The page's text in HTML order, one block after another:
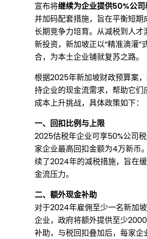
2
5
年
延
续
公
司
宣布将继续为企业提供50%公司
并加码配套措施，旨在平衡短期
长期竞争力培育。从减税到人才
新投资，新加坡正以“精准滴灌”
合，为本土企业铺就复苏之路。
根据2025年新加坡财政预算案
持企业的现金流需求，帮助它们
成本上升挑战，具体政策如下：
一、回扣比例与上限
2025估税年企业可享50%公司
家企业最高回扣金额为4万新币
续了2024年的减税措施，旨在
金流压力。
二、额外现金补助
对于2024年雇佣至少一名新加
企业，政府将额外提供至少
补助，与税回扣叠加后，每家企